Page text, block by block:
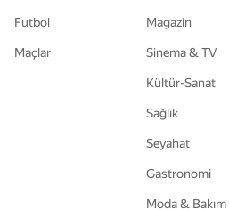
Futbol
Maçlar
Magazin
Sinema & TV
Kültür-Sanat
Sağlık
Seyahat
Gastronomi
Moda & Bakım